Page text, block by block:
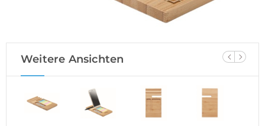
Weitere Ansichten